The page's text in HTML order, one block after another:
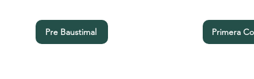
Pre Baustimal Primera